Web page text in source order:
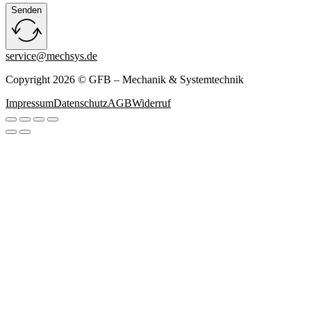
Senden
service@mechsys.de
Copyright 2026 © GFB – Mechanik & Systemtechnik
ImpressumDatenschutzAGBWiderruf